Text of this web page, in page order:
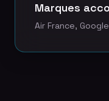
Marques
Air France,